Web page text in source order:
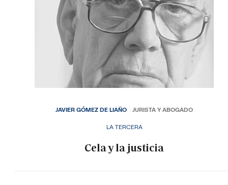
LA TERCERA
Cela y la justicia
JAVIER GÓMEZ DE LIAÑO JURISTA Y ABOGADO